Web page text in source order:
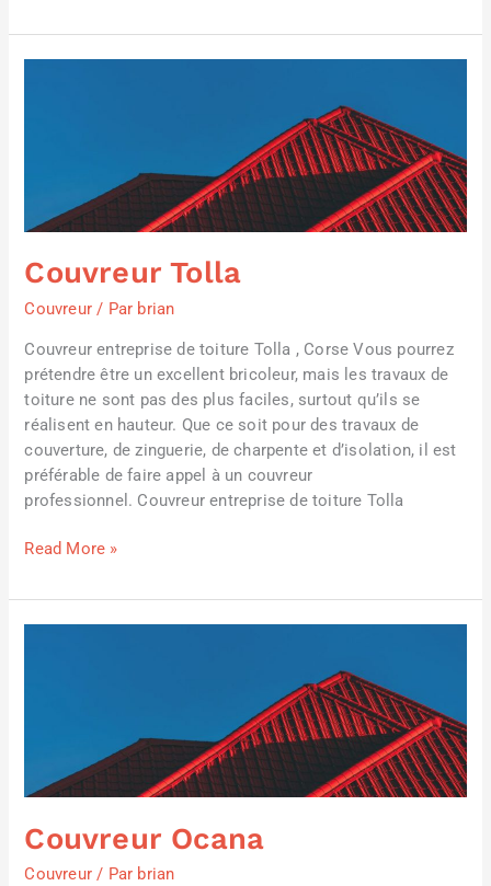
Couvreur Tolla
Couvreur / Par brian
Couvreur entreprise de toiture Tolla , Corse Vous pourrez
prétendre être un excellent bricoleur, mais les travaux de
toiture ne sont pas des plus faciles, surtout qu’ils se
réalisent en hauteur. Que ce soit pour des travaux de
couverture, de zinguerie, de charpente et d’isolation, il est
préférable de faire appel à un couvreur
professionnel. Couvreur entreprise de toiture Tolla
Read More »
Couvreur Ocana
Couvreur / Par brian